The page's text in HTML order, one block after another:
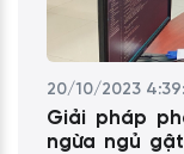
20/10/2023
Giải pháp
ngừa ngủ